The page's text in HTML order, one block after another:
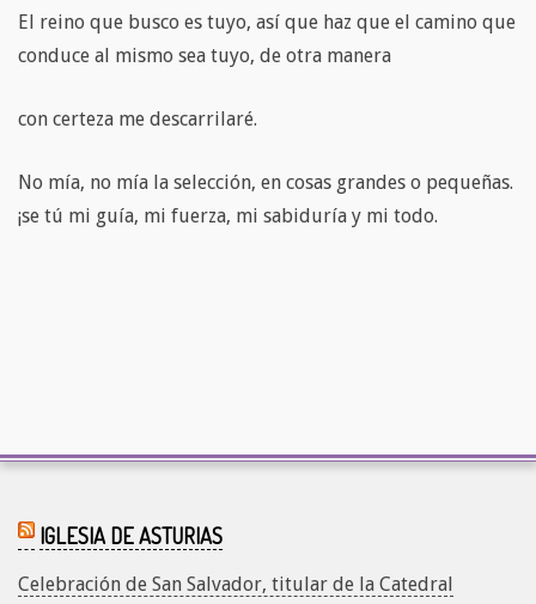
El reino que busco es tuyo, así que haz que el camino que
conduce al mismo sea tuyo, de otra manera
con certeza me descarrilaré.
No mía, no mía la selección, en cosas grandes o pequeñas.
¡se tú mi guía, mi fuerza, mi sabiduría y mi todo.
2018-
01 IGLESIA DE ASTURIAS
Celebración de San Salvador, titular de la Catedral